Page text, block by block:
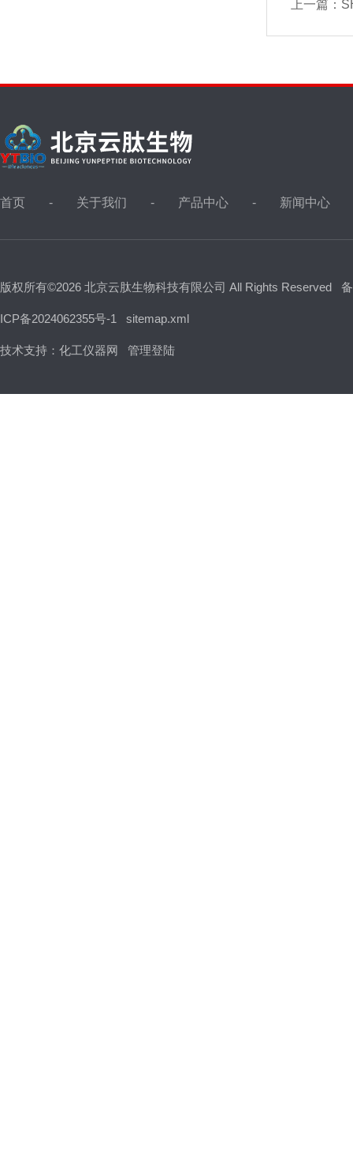
上一篇：
首页 关于我们 产品中心 新闻中心
版权所有©2026 北京云肽生物科技有限公司 All Rights Reserved
ICP备2024062355号-1 sitemap.xml
技术支持： 化工仪器网 管理登陆